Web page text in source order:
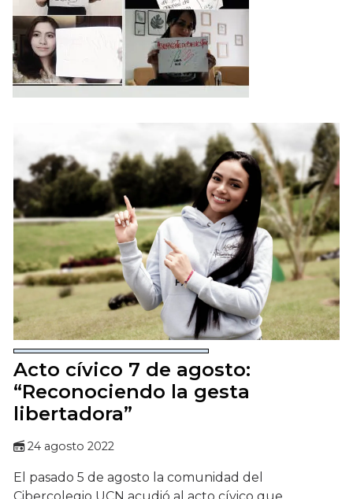
Acto cívico 7 de agosto:
“Reconociendo la gesta
libertadora”
24 agosto 2022
El pasado 5 de agosto la comunidad del